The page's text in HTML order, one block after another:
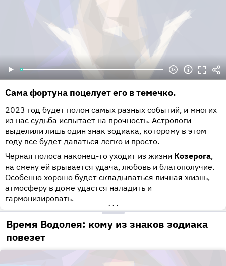
Сама фортуна поцелует его в темечко.
2023 год будет полон самых разных событий, и многих
из нас судьба испытает на прочность. Астрологи
выделили лишь один знак зодиака, которому в этом
году все будет даваться легко и просто.
Черная полоса наконец-то уходит из жизни Козерога,
на смену ей врывается удача, любовь и благополучие.
Особенно хорошо будет складываться личная жизнь,
атмосферу в доме удастся наладить и
гармонизировать.
•••
Время Водолея: кому из знаков зодиака
повезет